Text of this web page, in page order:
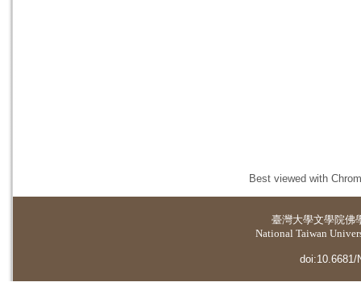
Best viewed with
臺灣大學文學院佛
National Taiwan
doi:10.6681/